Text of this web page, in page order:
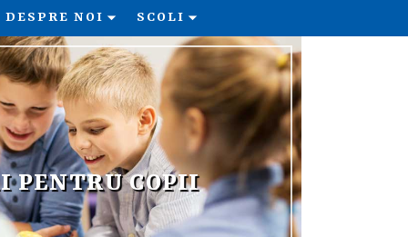
DESPRE NOI SCOLI
PENTRU COPII